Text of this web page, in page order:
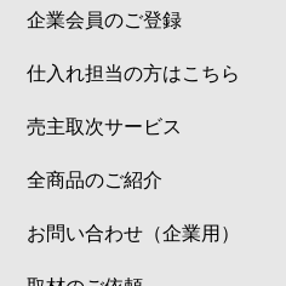
企業会員のご登録
仕入れ担当の方はこちら
売主取次サービス
全商品のご紹介
お問い合わせ（企業用）